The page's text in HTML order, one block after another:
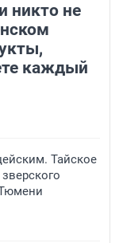
никто не
каждый
Тайское